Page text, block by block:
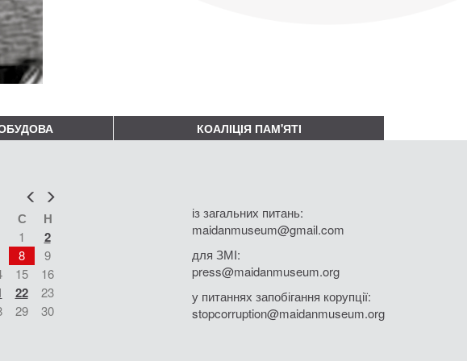
КОАЛІЦІЯ ПАМ'ЯТІ
Попер
С Н
1 2
8
9
15
16
22
23
29
30
із загальних питань:
maidanmuseum@gmail.com
для ЗМІ:
press@maidanmuseum.org
у питаннях запобігання корупції:
stopcorruption@maidanmuseum.org